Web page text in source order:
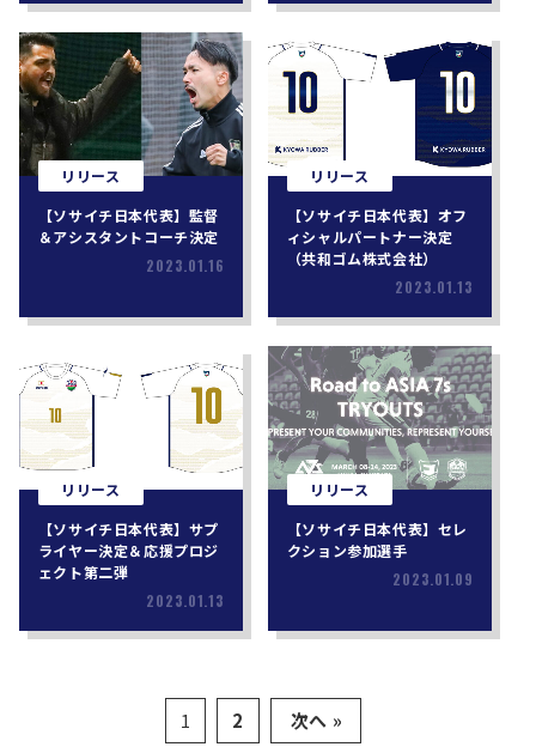
リリース
【ソサイチ日本代表】監督
＆アシスタントコーチ決定
2023.01.16
リリース
【ソサイチ日本代表】オフ
ィシャルパートナー決定
（共和ゴム株式会社）
2023.01.13
リリース
【ソサイチ日本代表】サプ
ライヤー決定＆応援プロジ
ェクト第二弾
2023.01.13
リリース
【ソサイチ日本代表】セレ
クション参加選手
2023.01.09
1 2 次へ »